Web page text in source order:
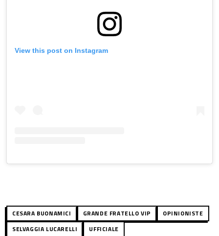
View this post on Instagram
CESARA BUONAMICI GRANDE FRATELLO VIP
OPINIONISTE
SELVAGGIA LUCARELLI
UFFICIALE